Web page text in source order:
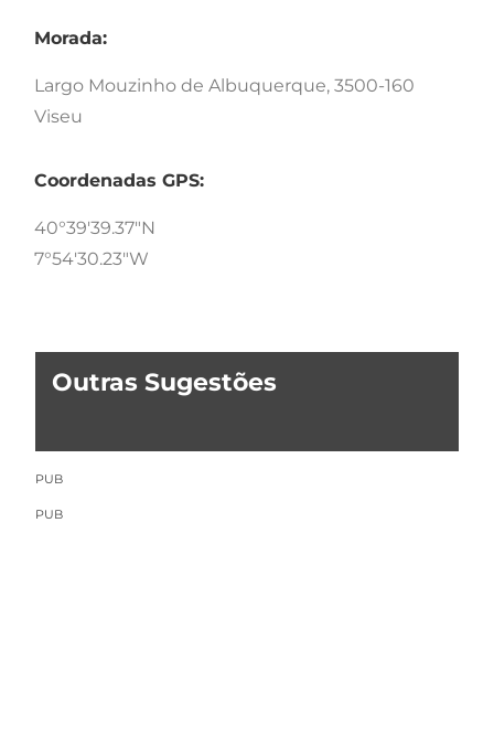
Morada:
Largo Mouzinho de Albuquerque, 3500-160
Viseu
Coordenadas GPS:
40°39'39.37"N
7°54'30.23"W
Outras Sugestões
PUB
PUB